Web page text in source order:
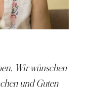
Wir wünschen
und Guten